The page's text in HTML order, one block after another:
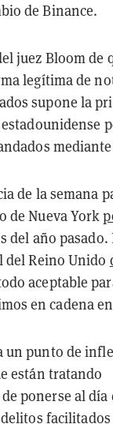
de Binance.
juez Bloom de
legítima de
supone la
mediante
de la semana
de Nueva York
del año pasado.
Reino Unido
aceptable
en cadena
un punto de
están tratando
ponerse al día